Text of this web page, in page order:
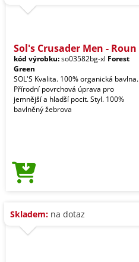
Sol's Crusader Men - Roun
kód výrobku:so03582bg-xl Forest
Green
SOL'S Kvalita. 100% organická bavlna.
Přírodní povrchová úprava pro
jemnější a hladší pocit. Styl. 100%
bavlněný žebrova
Skladem: na dotaz